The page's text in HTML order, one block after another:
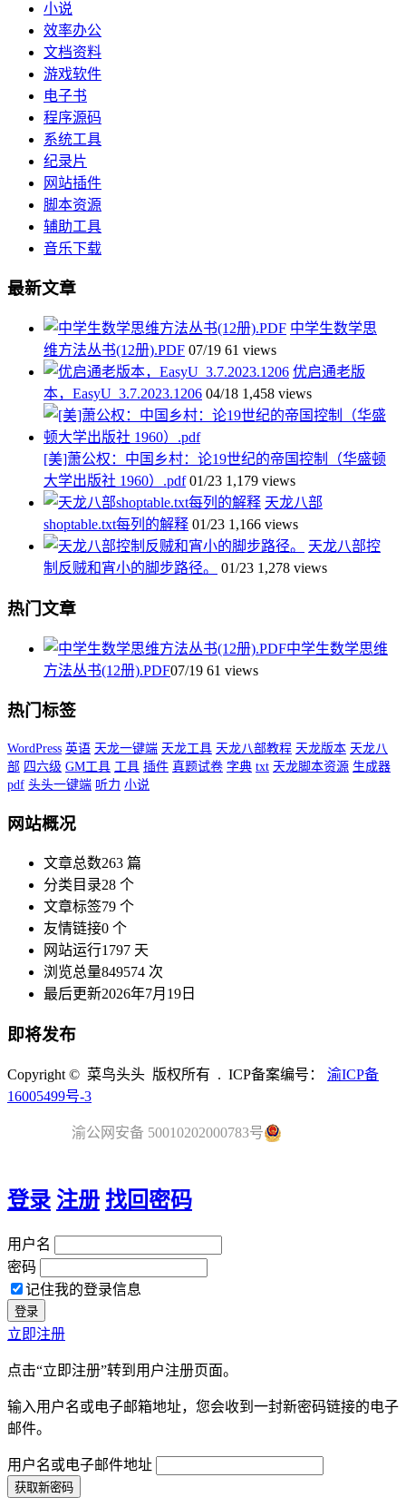
小说
效率办公
文档资料
游戏软件
电子书
程序源码
系统工具
纪录片
网站插件
脚本资源
辅助工具
音乐下载
最新文章
中学生数学思
维方法丛书(12册).PDF 07/19 61 views
优启通老版
本，EasyU_3.7.2023.1206 04/18 1,458 views
[美]萧公权：中国乡村：论19世纪的帝国控制（华盛顿
大学出版社 1960）.pdf 01/23 1,179 views
天龙八部
shoptable.txt每列的解释 01/23 1,166 views
天龙八部控
制反贼和宵小的脚步路径。
01/23 1,278 views
热门文章
中学生数学思维
方法丛书(12册).PDF07/19 61 views
热门标签
WordPress 英语 天龙一键端 天龙工具 天龙八部教程 天龙版本 天龙八
部 四六级 GM工具 工具 插件 真题试卷 字典 txt 天龙脚本资源 生成器
pdf 头头一键端 听力 小说
网站概况
文章总数263 篇
分类目录28 个
文章标签79 个
友情链接0 个
网站运行1797 天
浏览总量849574 次
最后更新2026年7月19日
即将发布
Copyright © 菜鸟头头 版权所有 . ICP备案编号： 渝ICP备
16005499号-3
渝公网安备 50010202000783号
登录 注册 找回密码
用户名
密码
记住我的登录信息
立即注册
点击“立即注册”转到用户注册页面。
输入用户名或电子邮箱地址，您会收到一封新密码链接的电子
邮件。
用户名或电子邮件地址